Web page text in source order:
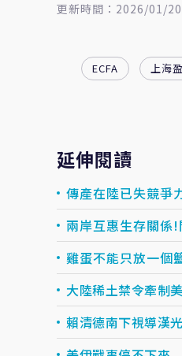
更新時間：2026/01/
ECFA 上海
延伸閱讀
傳產在陸已失競爭
兩岸互惠生存關係
雞蛋不能只放一個
大陸稀土禁令牽制
賴清德南下視導漢